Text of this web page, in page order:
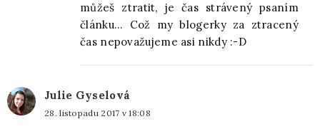
můžeš ztratit, je čas strávený psaním
článku... Což my blogerky za ztracený
čas nepovažujeme asi nikdy :-D
Julie Gyselová
28. listopadu 2017 v 18:08